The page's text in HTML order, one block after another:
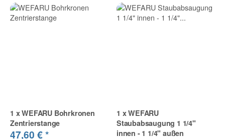
1 xWEFARU Bohrkronen
Zentrierstange
47,60 €*
1 xWEFARU
Staubabsaugung 1 1/4"
innen - 1 1/4" außen